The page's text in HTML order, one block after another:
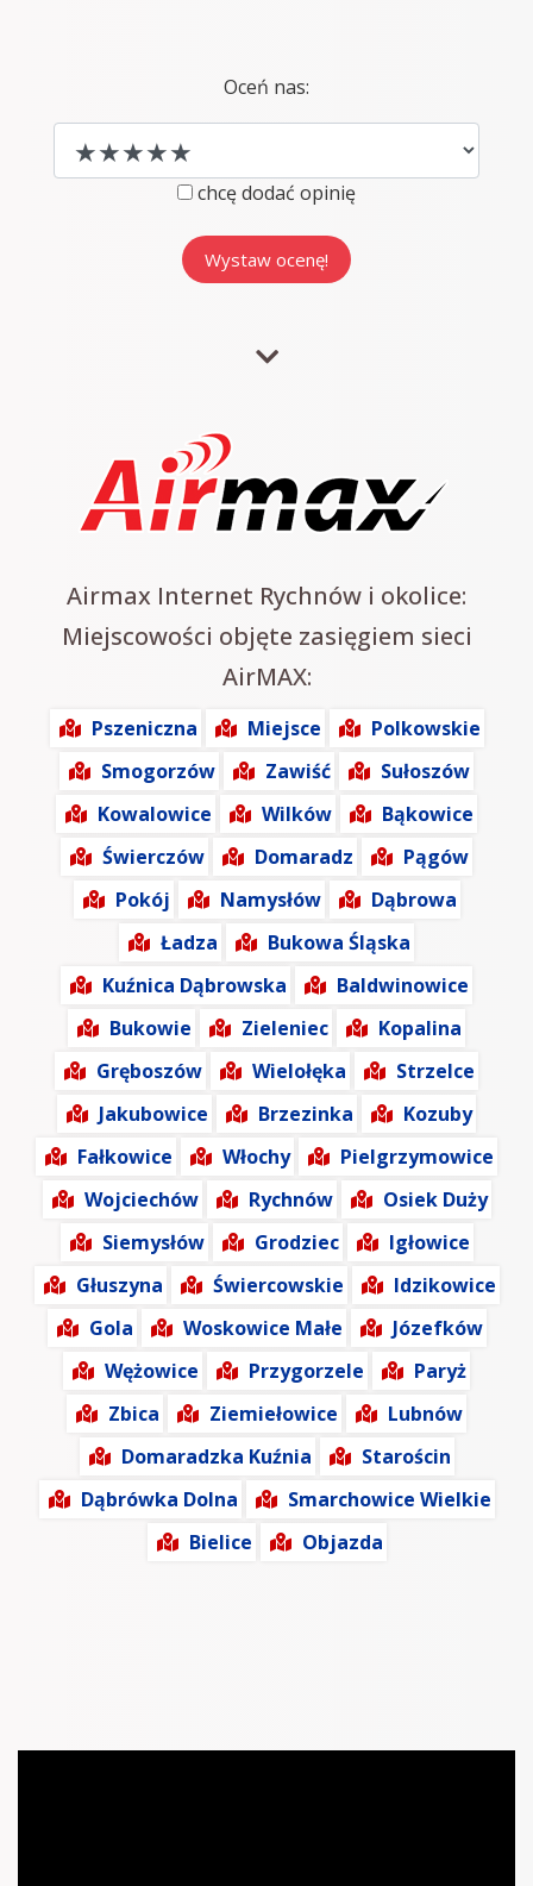
Oceń nas:
chcę dodać opinię
Airmax Internet Rychnów i okolice:
Miejscowości objęte zasięgiem sieci
AirMAX:
Pszeniczna Miejsce
Polkowskie
Smogorzów
Zawiść
Sułoszów
Kowalowice
Wilków
Bąkowice
Świerczów
Domaradz
Pągów
Pokój
Namysłów
Dąbrowa
Ładza
Bukowa Śląska
Kuźnica Dąbrowska
Baldwinowice
Bukowie
Zieleniec
Kopalina
Gręboszów
Wielołęka
Strzelce
Jakubowice
Brzezinka
Kozuby
Fałkowice
Włochy
Pielgrzymowice
Wojciechów
Rychnów
Osiek Duży
Siemysłów
Grodziec
Igłowice
Głuszyna
Świercowskie
Idzikowice
Gola
Woskowice Małe
Józefków
Wężowice
Przygorzele
Paryż
Zbica
Ziemiełowice
Lubnów
Domaradzka Kuźnia
Starościn
Dąbrówka Dolna
Smarchowice Wielkie
Bielice
Objazda